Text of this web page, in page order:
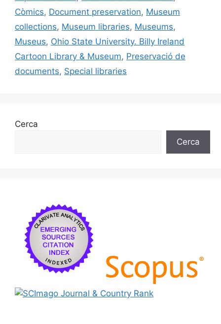
o
o
k
y
n te
ix
Còmics, Document preservation, Museum
collections, Museum libraries, Museums,
Museus, Ohio State University. Billy Ireland
Cartoon Library & Museum, Preservació de
documents, Special libraries
Cerca
Cerca